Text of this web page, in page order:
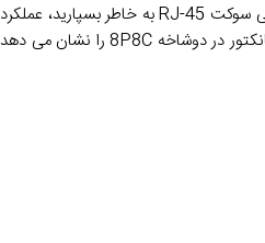
فاکتور مهمی که باید هنگام سیم کشی سوکت RJ-45 به خاطر بسپارید، عملکرد
هر پین است. لیست زیر هدف هر کانکتور در دوشاخه 8P8C را نشان می دهد